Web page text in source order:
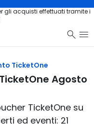
gli acquisti effettuati tramite i
TicketOne
Agosto
TicketOne su
ed eventi: 21